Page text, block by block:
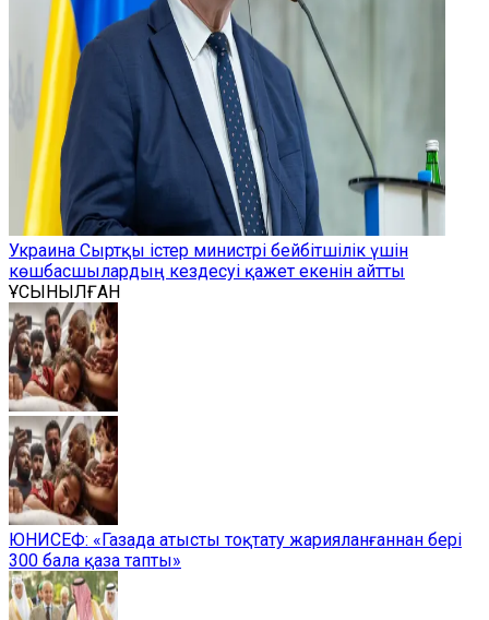
Украина Сыртқы істер министрі бейбітшілік үшін
көшбасшылардың кездесуі қажет екенін айтты
ҰСЫНЫЛҒАН
ЮНИСЕФ: «Газада атысты тоқтату жарияланғаннан бері
300 бала қаза тапты»